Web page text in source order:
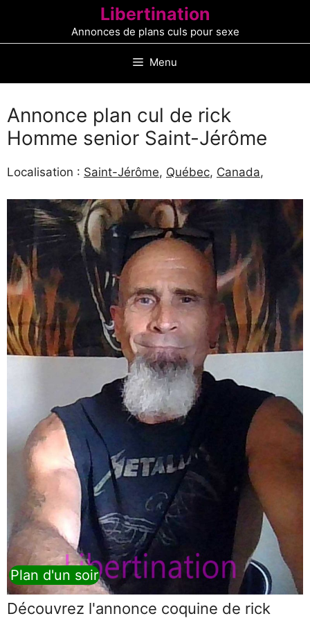
contenu
Libertination
Annonces de plans culs pour sexe
Menu
Annonce plan cul de rick
Homme senior Saint-Jérôme
Localisation : Saint-Jérôme, Québec, Canada,
Plan d'un soir
Découvrez l'annonce coquine de rick